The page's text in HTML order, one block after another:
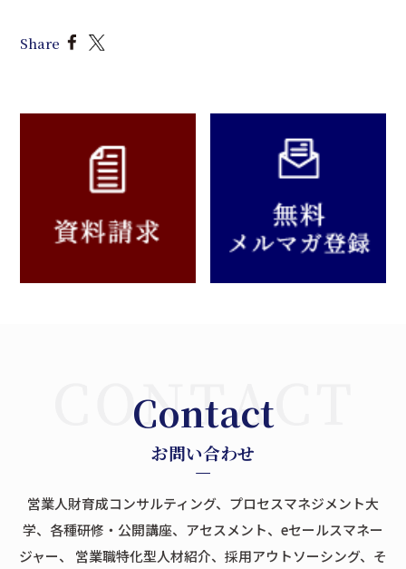
Share
Contact
お問い合わせ
営業人財育成コンサルティング、プロセスマネジメント大
学、各種研修・公開講座、アセスメント、eセールスマネー
ジャー、
営業職特化型人材紹介、採用アウトソーシング、そ